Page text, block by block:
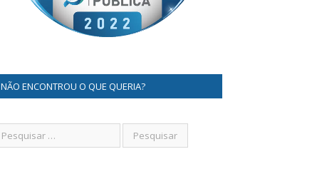
NÃO ENCONTROU O QUE QUERIA?